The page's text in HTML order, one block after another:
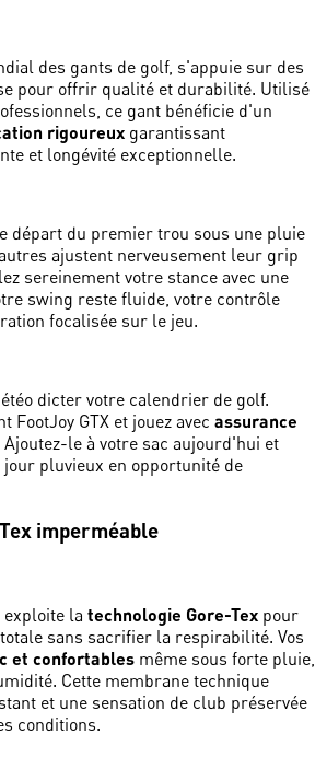
des gants de golf, s'appuie sur des
pour offrir qualité et durabilité. Utilisé
ce gant bénéficie d'un
rigoureux garantissant
et longévité exceptionnelle.
départ du premier trou sous une pluie
ajustent nerveusement leur grip
sereinement votre stance avec une
swing reste fluide, votre contrôle
focalisée sur le jeu.
dicter votre calendrier de golf.
FootJoy GTX et jouez avec assurance
Ajoutez-le à votre sac aujourd'hui et
pluvieux en opportunité de
imperméable
exploite la technologie Gore-Tex pour
sans sacrifier la respirabilité. Vos
et confortables même sous forte pluie,
Cette membrane technique
et une sensation de club préservée
conditions.